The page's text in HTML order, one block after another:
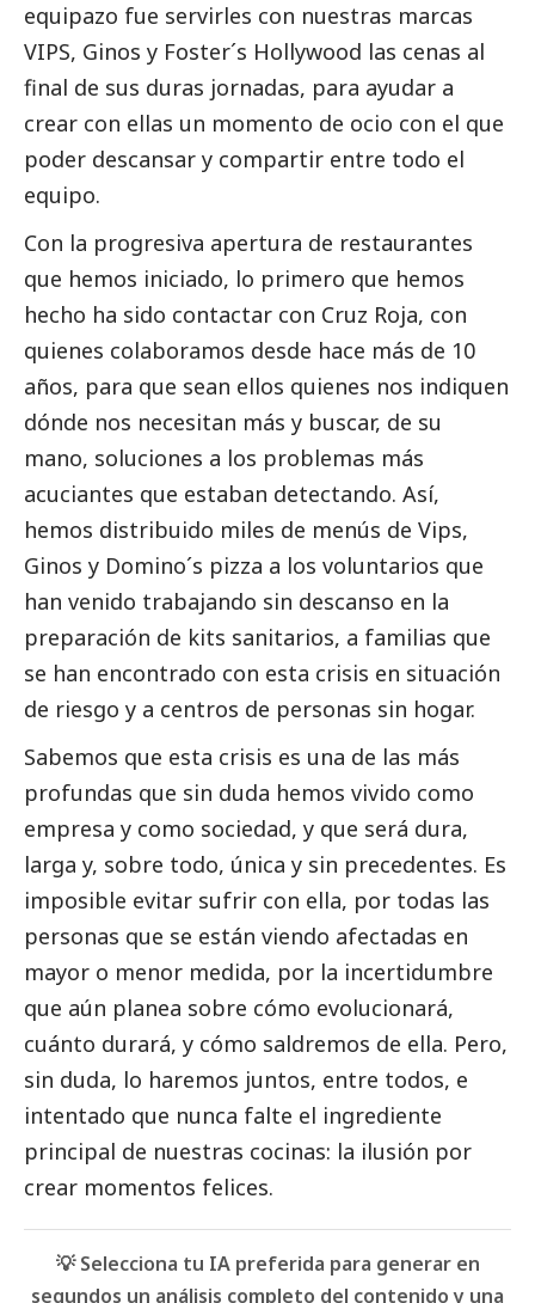
equipazo fue servirles con nuestras marcas
VIPS, Ginos y Foster´s Hollywood las cenas al
final de sus duras jornadas, para ayudar a
crear con ellas un momento de ocio con el que
poder descansar y compartir entre todo el
equipo.
Con la progresiva apertura de restaurantes
que hemos iniciado, lo primero que hemos
hecho ha sido contactar con Cruz Roja, con
quienes colaboramos desde hace más de 10
años, para que sean ellos quienes nos indiquen
dónde nos necesitan más y buscar, de su
mano, soluciones a los problemas más
acuciantes que estaban detectando. Así,
hemos distribuido miles de menús de Vips,
Ginos y Domino´s pizza a los voluntarios que
han venido trabajando sin descanso en la
preparación de kits sanitarios, a familias que
se han encontrado con esta crisis en situación
de riesgo y a centros de personas sin hogar.
Sabemos que esta crisis es una de las más
profundas que sin duda hemos vivido como
empresa y como sociedad, y que será dura,
larga y, sobre todo, única y sin precedentes. Es
imposible evitar sufrir con ella, por todas las
personas que se están viendo afectadas en
mayor o menor medida, por la incertidumbre
que aún planea sobre cómo evolucionará,
cuánto durará, y cómo saldremos de ella. Pero,
sin duda, lo haremos juntos, entre todos, e
intentado que nunca falte el ingrediente
principal de nuestras cocinas: la ilusión por
crear momentos felices.
💡 Selecciona tu IA preferida para generar en
segundos un análisis completo del contenido y una